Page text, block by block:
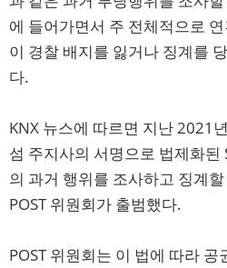
에 들어가면서 주 전체적으로
이 경찰 배지를 잃거나 징계를
다.
KNX 뉴스에 따르면 지난 2021
섬 주지사의 서명으로 법제화된
의 과거 행위를 조사하고 징계
POST 위원회가 출범했다.
POST 위원회는 이 법에 따라